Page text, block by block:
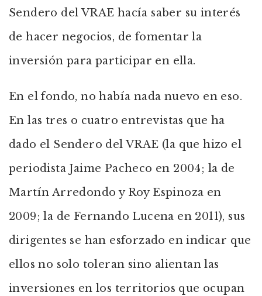
Sendero del VRAE hacía saber su interés
de hacer negocios, de fomentar la
inversión para participar en ella.
En el fondo, no había nada nuevo en eso.
En las tres o cuatro entrevistas que ha
dado el Sendero del VRAE (la que hizo el
periodista Jaime Pacheco en 2004; la de
Martín Arredondo y Roy Espinoza en
2009; la de Fernando Lucena en 2011), sus
dirigentes se han esforzado en indicar que
ellos no solo toleran sino alientan las
inversiones en los territorios que ocupan